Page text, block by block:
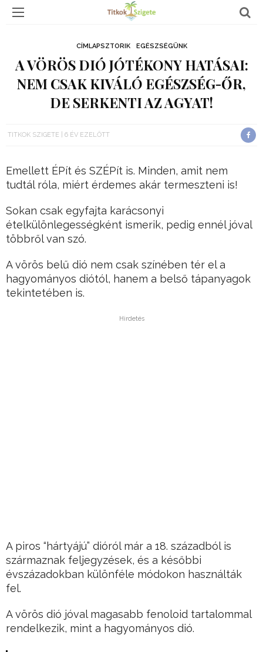
CÍMLAPSZTORIK EGÉSZSÉGÜNK
A VÖRÖS DIÓ JÓTÉKONY HATÁSAI:
NEM CSAK KIVÁLÓ EGÉSZSÉG-ŐR,
DE SERKENTI AZ AGYAT!
TITKOK SZIGETE 6 ÉV EZELŐTT
Emellett ÉPít és SZÉPít is. Minden, amit nem
tudtál róla, miért érdemes akár termeszteni is!
Sokan csak egyfajta karácsonyi
ételkülönlegességként ismerik, pedig ennél jóval
többről van szó.
A vörös belű dió nem csak színében tér el a
hagyományos diótól, hanem a belső tápanyagok
tekintetében is.
Hirdetés
A piros “hártyájú” dióról már a 18. századból is
származnak feljegyzések, és a későbbi
évszázadokban különféle módokon használták
fel.
A vörös dió jóval magasabb fenoloid tartalommal
rendelkezik, mint a hagyományos dió.